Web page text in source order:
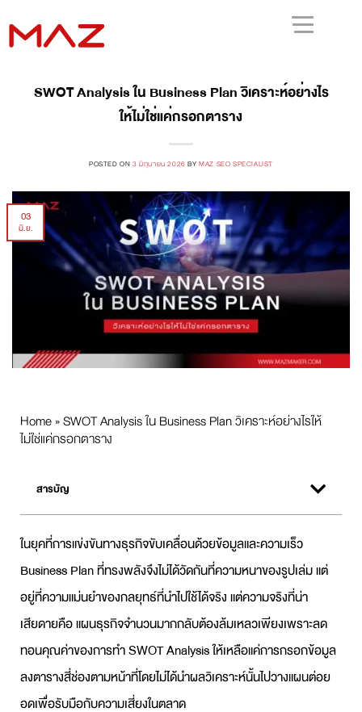
SWOT Analysis ใน Business Plan วิเคราะห์อย่างไร
ให้ไม่ใช่แค่กรอกตาราง
POSTED ON3 มิถุนายน 2026 BYMAZ SEO SPECIALIST
03
มิ.ย.
Home»SWOT Analysis ใน Business Plan วิเคราะห์อย่างไรให้
ไม่ใช่แค่กรอกตาราง
สารบัญ
ในยุคที่การแข่งขันทางธุรกิจขับเคลื่อนด้วยข้อมูลและความเร็ว
Business Planที่ทรงพลังจึงไม่ได้วัดกันที่ความหนาของรูปเล่ม แต่
อยู่ที่ความแม่นยำของกลยุทธ์ที่นำไปใช้ได้จริง แต่ความจริงที่น่า
เสียดายคือ แผนธุรกิจจำนวนมากกลับต้องล้มเหลวเพียงเพราะลด
ทอนคุณค่าของการทำSWOT Analysis ให้เหลือแค่การกรอกข้อมูล
ลงตารางสี่ช่องตามหน้าที่โดยไม่ได้นำผลวิเคราะห์นั้นไปวางแผนต่อย
อดเพื่อรับมือกับความเสี่ยงในตลาด